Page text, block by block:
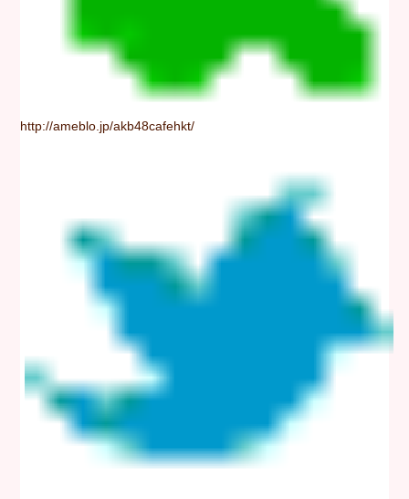
http://ameblo.jp/akb48cafehkt/